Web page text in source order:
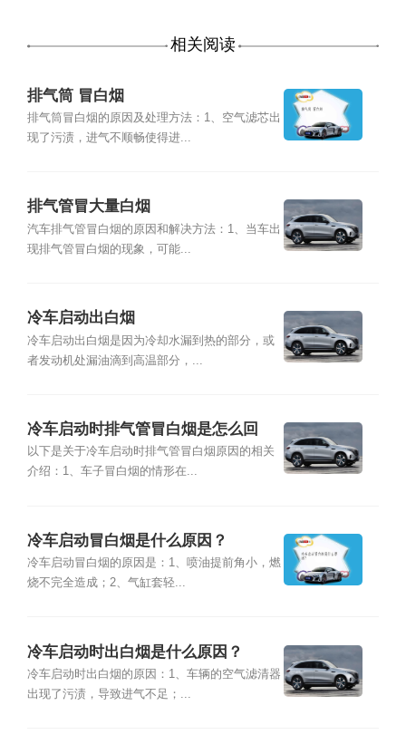
相关阅读
排气筒 冒白烟
排气筒冒白烟的原因及处理方法：1、空气滤芯出
现了污渍，进气不顺畅使得进...
排气管冒大量白烟
汽车排气管冒白烟的原因和解决方法：1、当车出
现排气管冒白烟的现象，可能...
冷车启动出白烟
冷车启动出白烟是因为冷却水漏到热的部分，或
者发动机处漏油滴到高温部分，...
冷车启动时排气管冒白烟是怎么回
事？
以下是关于冷车启动时排气管冒白烟原因的相关
介绍：1、车子冒白烟的情形在...
冷车启动冒白烟是什么原因？
冷车启动冒白烟的原因是：1、喷油提前角小，燃
烧不完全造成；2、气缸套轻...
冷车启动时出白烟是什么原因？
冷车启动时出白烟的原因：1、车辆的空气滤清器
出现了污渍，导致进气不足；...